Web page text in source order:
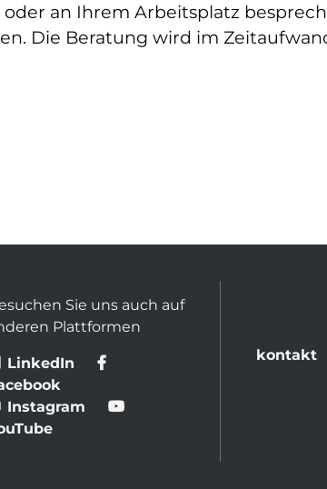
an Ihrem Arbeitsplatz
Die Beratung wird im
Sie uns auch auf
Plattformen
LinkedIn
Instagram
kontakt